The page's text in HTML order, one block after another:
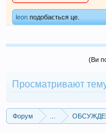
leon подобається це.
(Ви
Просматривают
Форум